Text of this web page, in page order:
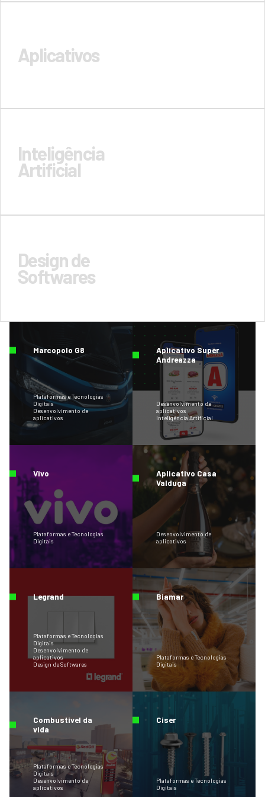
Aplicativos
Inteligência
Artificial
Design de
Softwares
Marcopolo G8
Plataformas e Tecnologias
Digitais
Desenvolvimento de
aplicativos
Aplicativo Super
Andreazza
Desenvolvimento de
aplicativos
Inteligência Artificial
Vivo
Plataformas e Tecnologias
Digitais
Aplicativo Casa
Valduga
Desenvolvimento de
aplicativos
Legrand
Plataformas e Tecnologias
Digitais
Desenvolvimento de
aplicativos
Design de Softwares
Biamar
Plataformas e Tecnologias
Digitais
Combustivel da
vida
Plataformas e Tecnologias
Digitais
Desenvolvimento de
aplicativos
Ciser
Plataformas e Tecnologias
Digitais